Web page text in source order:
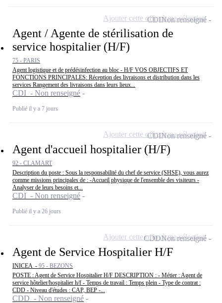
Agent / Agente de stérilisation de
service hospitalier (H/F)
75 - PARIS
Agent logistique et de prédésinfection au bloc - H/F VOS OBJECTIFS ET
FONCTIONS PRINCIPALES: Réception des livraisons et distribution dans les
services Rangement des livraisons dans leurs lieux...
CDI - Non renseigné
Publié il y a 7 jours
CDINon renseigné
Ajouter cette offre à ma sélection
Agent d'accueil hospitalier (H/F)
92 - CLAMART
Description du poste : Sous la responsabilité du chef de service (SHSE), vous aurez
comme missions principales de : -Accueil physique de l'ensemble des visiteurs -
Analyser de leurs besoins et...
CDI - Non renseigné
Publié il y a 26 jours
CDINon renseigné
Ajouter cette offre à ma sélection
Agent de Service Hospitalier H/F
INICEA - 95 - BEZONS
POSTE : Agent de Service Hospitalier H/F DESCRIPTION : - Métier : Agent de
service hôtelier/hospitalier h/f - Temps de travail : Temps plein - Type de contrat :
CDD - Niveau d'études : CAP, BEP -...
CDD - Non renseigné
CDDNon renseigné
Ajouter cette offre à ma sélection